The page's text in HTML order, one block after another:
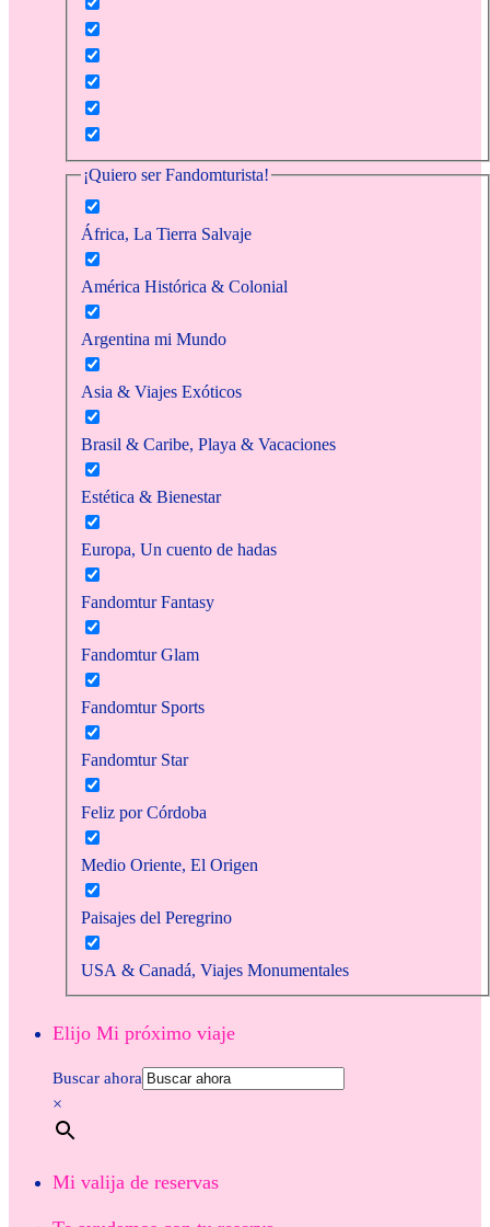
¡Quiero ser Fandomturista!
África, La Tierra Salvaje
América Histórica & Colonial
Argentina mi Mundo
Asia & Viajes Exóticos
Brasil & Caribe, Playa & Vacaciones
Estética & Bienestar
Europa, Un cuento de hadas
Fandomtur Fantasy
Fandomtur Glam
Fandomtur Sports
Fandomtur Star
Feliz por Córdoba
Medio Oriente, El Origen
Paisajes del Peregrino
USA & Canadá, Viajes Monumentales
Elijo Mi próximo viaje
Buscar ahora
×
Mi valija de reservas